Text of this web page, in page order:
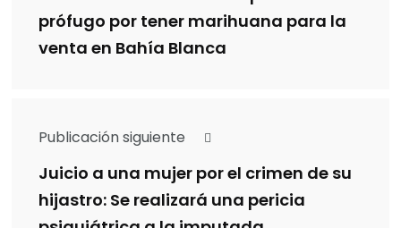
prófugo por tener marihuana para la
venta en Bahía Blanca
Publicación siguiente
Juicio a una mujer por el crimen de su
hijastro: Se realizará una pericia